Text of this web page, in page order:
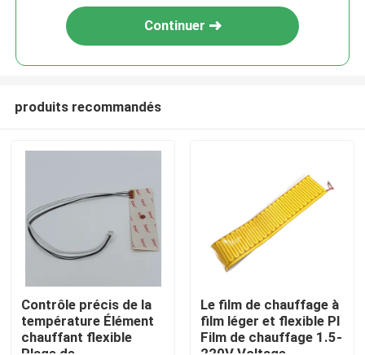
Produits
Continuer
produits recommandés
Contrôle précis de la
température Élément
chauffant flexible
Le film de chauffage à
film léger et flexible PI
Film de chauffage 1.5-